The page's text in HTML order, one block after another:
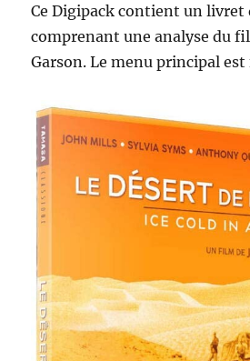
Ce Digipack contient un livret
comprenant une analyse du
Garson. Le menu principal